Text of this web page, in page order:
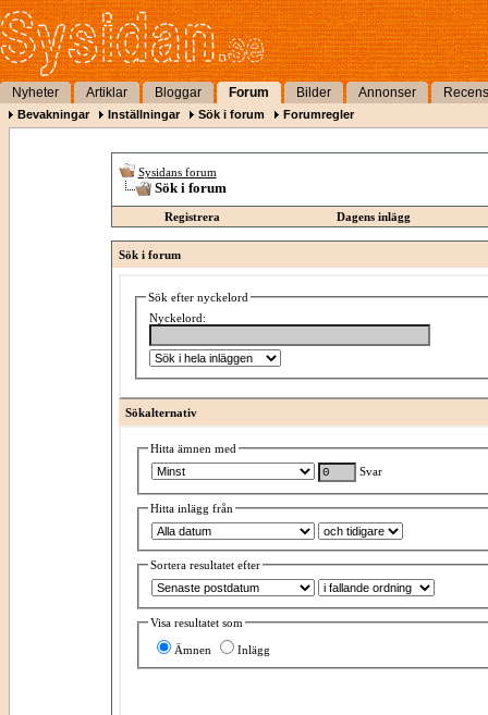
Nyheter Artiklar Bloggar Forum Bilder Annonser
Bevakningar Inställningar Sök i forum Forumregler
Sysidans forum
Sök i forum
Registrera Dagens inlägg
Sök i forum
Sök efter nyckelord
Nyckelord:
Sökalternativ
Hitta ämnen med
Svar
Hitta inlägg från
Sortera resultatet efter
Visa resultatet som
Ämnen Inlägg